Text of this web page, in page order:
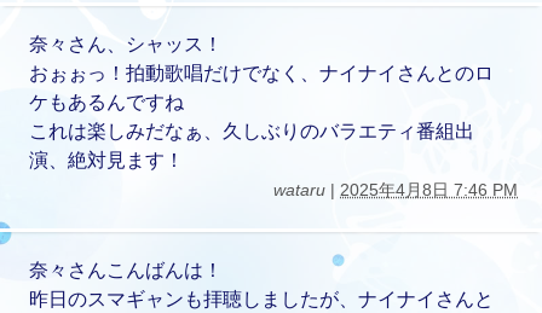
奈々さん、シャッス！
おぉぉっ！拍動歌唱だけでなく、ナイナイさんとのロ
ケもあるんですね
これは楽しみだなぁ、久しぶりのバラエティ番組出
演、絶対見ます！
wataru | 2025年4月8日 7:46 PM
奈々さんこんばんは！
昨日のスマギャンも拝聴しましたが、ナイナイさんと